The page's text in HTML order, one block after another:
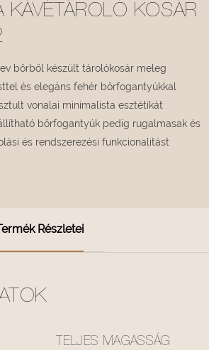
KÁVÉTÁROLÓ KOSÁR
bőrből készült tárolókosár meleg
és elegáns fehér bőrfogantyúkkal
vonalai minimalista esztétikát
bőrfogantyúk pedig rugalmasak és
és rendszerezési funkcionalitást
Részletei
TELJES MAGASSÁG